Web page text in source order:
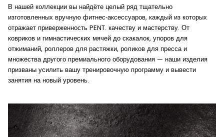
В нашей коллекции вы найдёте целый ряд тщательно
изготовленных вручную фитнес‑аксессуаров, каждый из которых
отражает приверженность PENT. качеству и мастерству. От
ковриков и гимнастических мячей до скакалок, упоров для
отжиманий, роллеров для растяжки, роликов для пресса и
множества другого премиального оборудования — наши изделия
призваны усилить вашу тренировочную программу и вывести
занятия на новый уровень.